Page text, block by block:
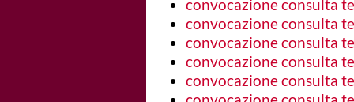
convocazione consulta
convocazione consulta
convocazione consulta
convocazione consulta
convocazione consulta